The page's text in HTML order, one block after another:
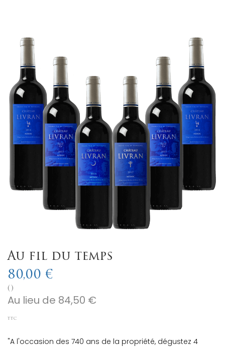
Au fil du temps
80,00 €
()
Au lieu de 84,50 €
TTC
"A l'occasion des 740 ans de la propriété, dégustez 4